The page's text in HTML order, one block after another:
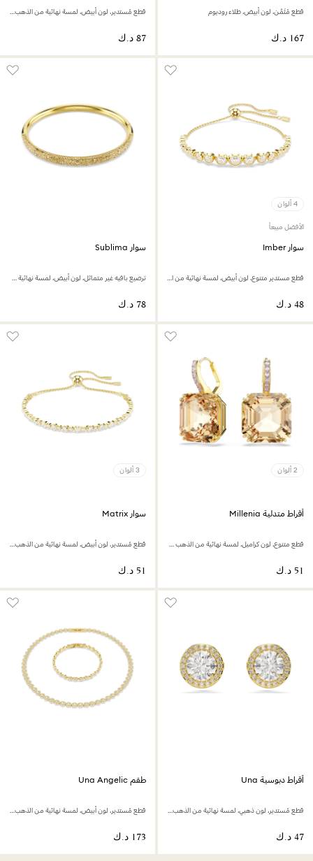
قطع مُثَمَّن، لون أبيض، طلاء روديوم قطع مُستدير، لون أبيض، لمسة نهائية من الذهب عيار 18 قيراط
4 ألوان
الأفضل مبيعاً
سوار Imber
قطع مستدير متنوع، لون أبيض، لمسة نهائية من الذهب عيار 18 قيراط
سوار Sublima
ترصيع بافيه غير متماثل، لون أبيض، لمسة نهائية من الذهب عيار 18 قيراط
2 ألوان
أقراط متدلية Millenia
قطع متنوع، لون كراميل، لمسة نهائية من الذهب عيار 18 قيراط
3 ألوان
سوار Matrix
قطع مُستدير، لون أبيض، لمسة نهائية من الذهب عيار 18 قيراط
أقراط دبوسية Una
قطع مُستدير، لون ذهبي، لمسة نهائية من الذهب عيار 18 قيراط
طقم Una Angelic
قطع مُستدير، لون أبيض، لمسة نهائية من الذهب عيار 18 قيراط